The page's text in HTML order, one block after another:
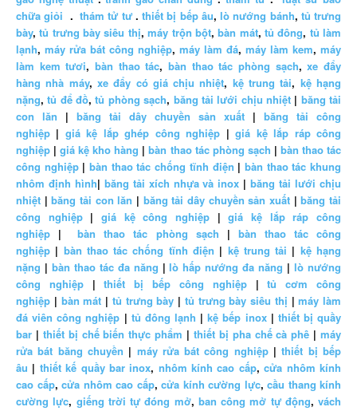
chữa giỏi .thám tử tư.thiết bị bếp âu,lò nướng bánh, tủ trưng
bày,tủ trưng bày siêu thị,máy trộn bột,bàn mát, tủ đông, tủ làm
lạnh, máy rửa bát công nghiệp, máy làm đá, máy làm kem, máy
làm kem tươi,bàn thao tác,bàn thao tác phòng sạch,xe đẩy
hàng nhà máy, xe đẩy có giá chịu nhiệt, kệ trung tải, kệ hạng
nặng,tủ để đồ,tủ phòng sạch, băng tải lưới chịu nhiệt| băng tải
con lăn | băng tải dây chuyền sản xuất | băng tải công
nghiệp | giá kệ lắp ghép công nghiệp |giá kệ lắp ráp công
nghiệp |giá kệ kho hàng |bàn thao tác phòng sạch | bàn thao tác
công nghiệp|bàn thao tác chống tĩnh điện | bàn thao tác khung
nhôm định hình| băng tải xích nhựa và inox |băng tải lưới chịu
nhiệt |băng tải con lăn | băng tải dây chuyền sản xuất |băng tải
công nghiệp|giá kệ công nghiệp |giá kệ lắp ráp công
nghiệp |bàn thao tác phòng sạch | bàn thao tác công
nghiệp | bàn thao tác chống tĩnh điện | kệ trung tải | kệ hạng
nặng | bàn thao tác đa năng |lò hấp nướng đa năng |lò nướng
công nghiệp|thiết bị bếp công nghiệp|tủ cơm công
nghiệp | bàn mát | tủ trưng bày | tủ trưng bày siêu thị |máy làm
đá viên công nghiệp | tủ đông lạnh |kệ bếp inox| thiết bị quầy
bar | thiết bị chế biến thực phẩm | thiết bị pha chế cà phê | máy
rửa bát băng chuyền | máy rửa bát công nghiệp|thiết bị bếp
âu | thiết kế quầy bar inox, nhôm kính cao cấp,cửa nhôm kính
cao cấp, cửa nhôm cao cấp, cửa kính cường lực, cầu thang kính
cường lực, giếng trời tự đóng mở, ban công mở tự động, vách